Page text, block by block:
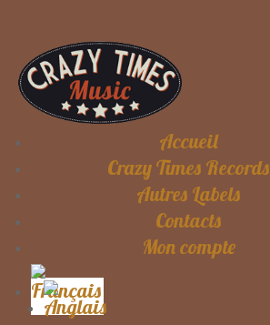
Accueil
Crazy Times Records
Autres Labels
Contacts
Mon compte